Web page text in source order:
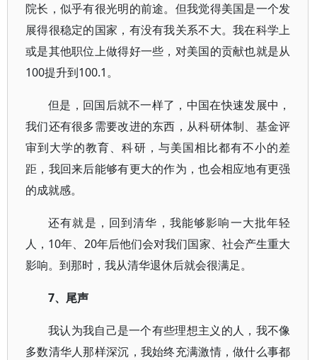
院长，似乎有很光明的前途。但我觉得美国是一个发
展得很稳定的国家，有没有我关系不大。我在科学上
或是其他职位上做得好一些，对美国的贡献也就是从
100提升到100.1。
但是，回国后就不一样了，中国在快速发展中，
我们还有很多需要改进的东西，从科研体制、基金评
审到大学的教育、科研，与美国相比都有不小的差
距，我回来后能够有更大的作为，也会相应地有更强
的成就感。
还有就是，回到清华，我能够影响一大批年轻
人，10年、20年后他们会对我们国家、社会产生重大
影响。到那时，我从清华退休后就会很满足。
7、尾声
我认为我自己是一个有些理想主义的人，我不像
多数清华人那样深沉，我始终充满激情，做什么事都